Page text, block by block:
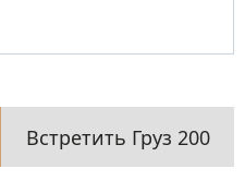
Встретить Груз 200